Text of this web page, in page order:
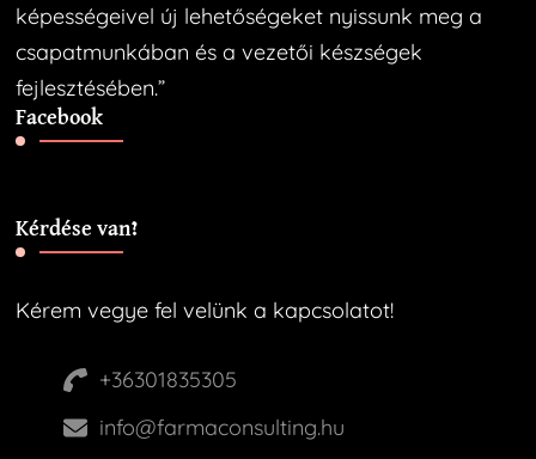
képességeivel új lehetőségeket nyissunk meg a
csapatmunkában és a vezetői készségek
fejlesztésében.”
Facebook
Kérdése van?
Kérem vegye fel velünk a kapcsolatot!
+36301835305
info@farmaconsulting.hu